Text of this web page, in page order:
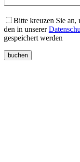
Bitte kreuzen Sie an,
den in unserer
gespeichert werden